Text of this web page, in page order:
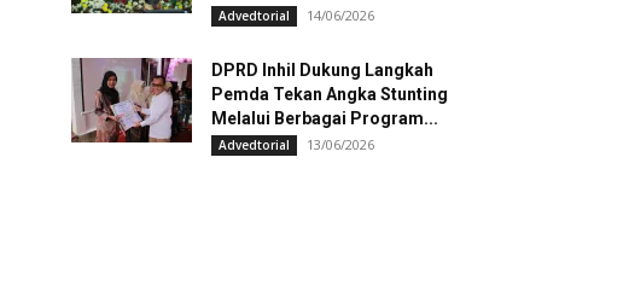
Advedtorial 14/06/2026
DPRD Inhil Dukung Langkah
Pemda Tekan Angka Stunting
Melalui Berbagai Program...
Advedtorial 13/06/2026